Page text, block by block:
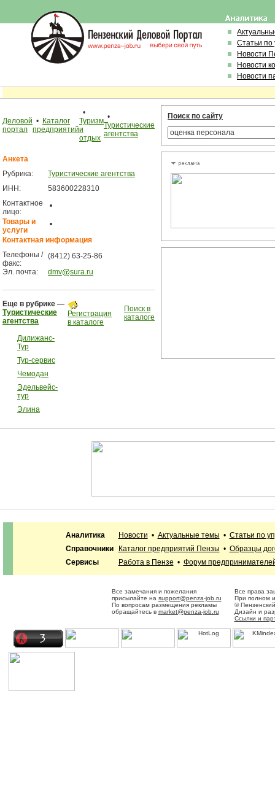
Статьи по
Новости
Новости
Новости
Деловой
портал
• Каталог
предприятий
•
Туризм
и
отдых
•
Туристические
агентства
Анкета
Рубрика:
Туристические агентства
ИНН:
583600228310
Контактное
лицо:
Товары и
услуги
Контактная информация
Телефоны /
факс:
(8412) 63-25-86
Эл. почта:
dmv sura.ru
Еще в рубрике —
Туристические
агентства
Дилижанс-
Тур
Тур-сервис
Чемодан
Эдельвейс-
тур
Элина
Регистрация
в каталоге
Поиск в
каталоге
Поиск по сайту
Аналитика Новости • Актуальные темы • Статьи по
Справочники
Каталог предприятий Пензы • Образцы
Сервисы
Работа в Пензе • Форум
Все замечания и пожелания
присылайте на support@penza-job.ru
По вопросам размещения рекламы
обращайтесь в market@penza-job.ru
Все права
При полном
©
Дизайн и
Ссылки и